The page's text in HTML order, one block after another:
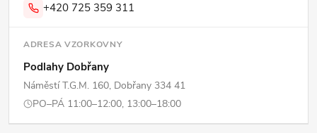
+420 725 359 311
ADRESA VZORKOVNY
Podlahy Dobřany
Náměstí T.G.M. 160, Dobřany 334 41
PO–PÁ 11:00–12:00, 13:00–18:00